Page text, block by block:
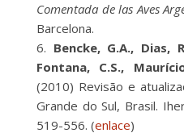
Comentada de las Aves
Barcelona.
Bencke, G.A., Dias,
Fontana, C.S.,
(2010) Revisão e
Grande do Sul, Brasil.
519-556. (enlace)